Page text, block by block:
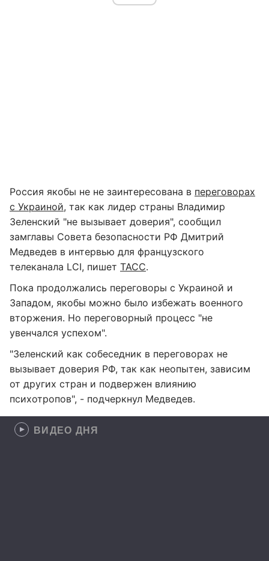
Россия якобы не не заинтересована в переговорах
с Украиной, так как лидер страны Владимир
Зеленский "не вызывает доверия", сообщил
замглавы Совета безопасности РФ Дмитрий
Медведев в интервью для французского
телеканала LCI, пишет ТАСС.
Пока продолжались переговоры с Украиной и
Западом, якобы можно было избежать военного
вторжения. Но переговорный процесс "не
увенчался успехом".
"Зеленский как собеседник в переговорах не
вызывает доверия РФ, так как неопытен, зависим
от других стран и подвержен влиянию
психотропов", - подчеркнул Медведев.
ВИДЕО ДНЯ